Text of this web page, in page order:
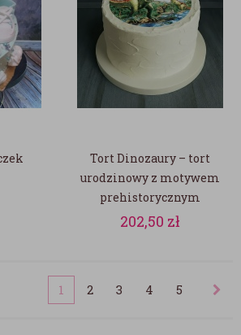
Tort Dinozaury – tort
urodzinowy z motywem
prehistorycznym
202,50 zł
1 2 3 4 5